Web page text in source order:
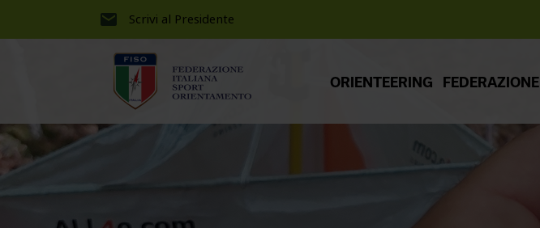
Scrivi al Presidente
ORIENTEERING FEDERAZIONE